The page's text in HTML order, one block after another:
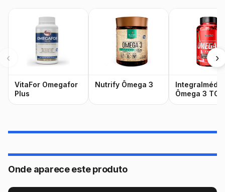
‹
VitaFor Omegafor
Plus
Nutrify Ômega 3
Ômega 3 TG
›
Onde aparece este produto